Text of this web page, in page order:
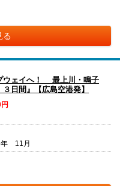
る
ウェイへ！ 最上川・鳴子
間』【広島空港発】
11月